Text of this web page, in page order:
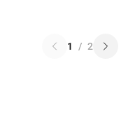
1 / 2